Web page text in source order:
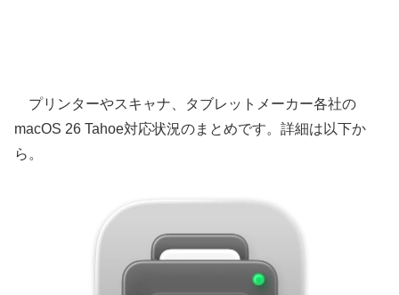
プリンターやスキャナ、タブレットメーカー各社の
macOS 26 Tahoe対応状況のまとめです。詳細は以下か
ら。